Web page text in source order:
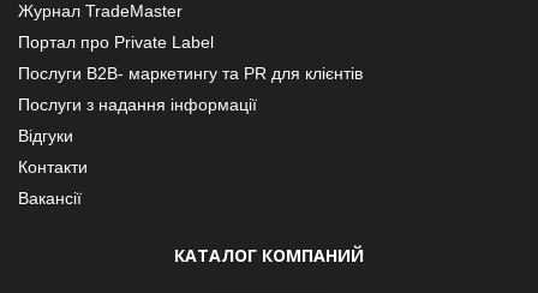
Журнал TradeMaster
Портал про Private Label
Послуги В2В- маркетингу та PR для клієнтів
Послуги з надання інформації
Відгуки
Контакти
Вакансії
КАТАЛОГ КОМПАНИЙ